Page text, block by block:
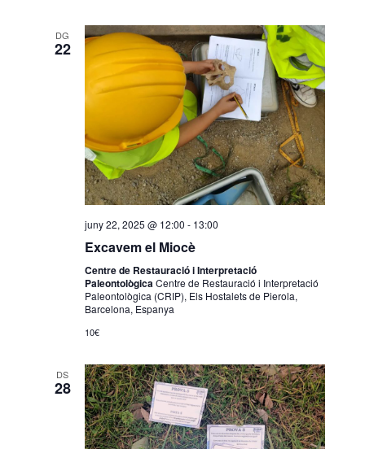
DG
22
juny 22, 2025 @ 12:00 - 13:00
Excavem el Miocè
Centre de Restauració i Interpretació
PaleontològicaCentre de Restauració i Interpretació
Paleontològica (CRIP), Els Hostalets de Pierola,
Barcelona, Espanya
10€
DS
28